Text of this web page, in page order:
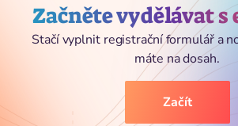
Začněte vydělávat s
Stačí vyplnit registrační formulář a
máte na dosah.
Začít